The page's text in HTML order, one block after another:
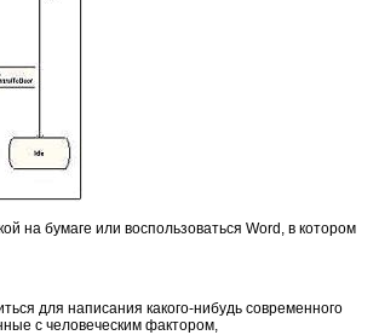
на бумаге или воспользоваться Word, в котором
для написания какого-нибудь современного
с человеческим фактором,